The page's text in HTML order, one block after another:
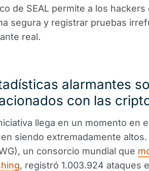
de SEAL permite a los
segura y registrar pruebas
real.
alarmantes
con las
llega en un momento en
siendo extremadamente
un consorcio mundial que
, registró 1.003.924 ataques